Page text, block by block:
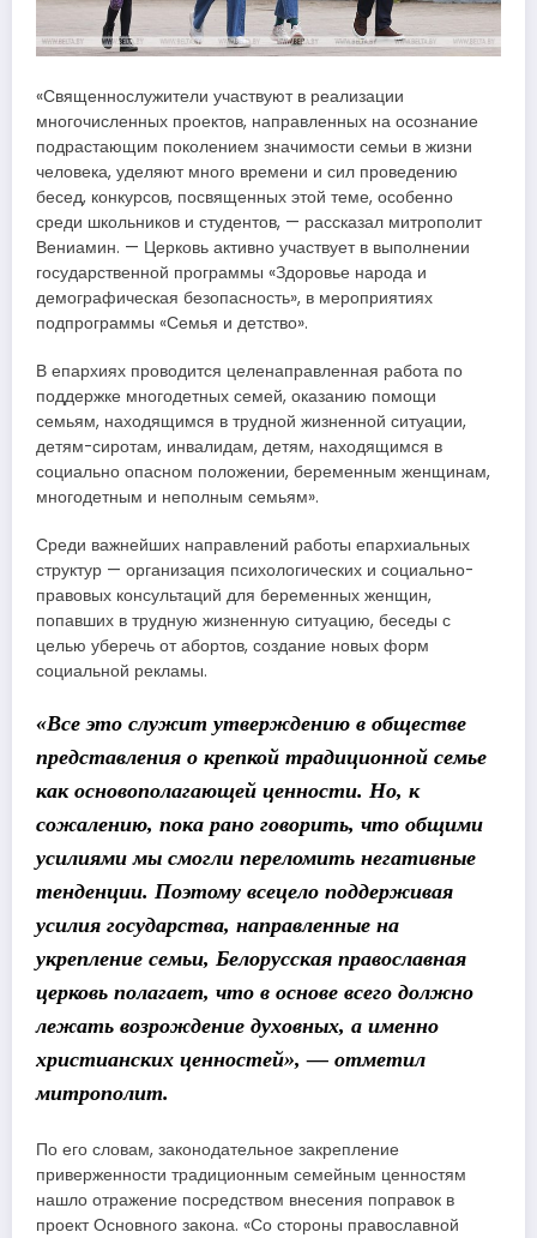
«Священнослужители участвуют в реализации
многочисленных проектов, направленных на осознание
подрастающим поколением значимости семьи в жизни
человека, уделяют много времени и сил проведению
бесед, конкурсов, посвященных этой теме, особенно
среди школьников и студентов, — рассказал митрополит
Вениамин. — Церковь активно участвует в выполнении
государственной программы «Здоровье народа и
демографическая безопасность», в мероприятиях
подпрограммы «Семья и детство».
В епархиях проводится целенаправленная работа по
поддержке многодетных семей, оказанию помощи
семьям, находящимся в трудной жизненной ситуации,
детям-сиротам, инвалидам, детям, находящимся в
социально опасном положении, беременным женщинам,
многодетным и неполным семьям».
Среди важнейших направлений работы епархиальных
структур — организация психологических и социально-
правовых консультаций для беременных женщин,
попавших в трудную жизненную ситуацию, беседы с
целью уберечь от абортов, создание новых форм
социальной рекламы.
«Все это служит утверждению в обществе
представления о крепкой традиционной семье
как основополагающей ценности. Но, к
сожалению, пока рано говорить, что общими
усилиями мы смогли переломить негативные
тенденции. Поэтому всецело поддерживая
усилия государства, направленные на
укрепление семьи, Белорусская православная
церковь полагает, что в основе всего должно
лежать возрождение духовных, а именно
христианских ценностей», — отметил
митрополит.
По его словам, законодательное закрепление
приверженности традиционным семейным ценностям
нашло отражение посредством внесения поправок в
проект Основного закона. «Со стороны православной